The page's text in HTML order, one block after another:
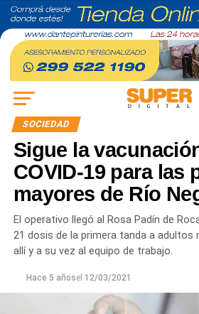
SOCIEDAD
Sigue la
COVID-19 para las
mayores de Río
El operativo llegó al Rosa Padín de
21 dosis de la primera tanda a adultos
allí y a su vez al equipo de trabajo.
Hace 5 añosel 12/03/2021